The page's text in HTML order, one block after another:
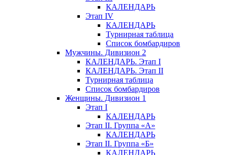
КАЛЕНДАРЬ
Этап IV
КАЛЕНДАРЬ
Турнирная таблица
Список бомбардиров
Мужчины. Дивизион 2
КАЛЕНДАРЬ. Этап I
КАЛЕНДАРЬ. Этап II
Турнирная таблица
Список бомбардиров
Женщины. Дивизион 1
Этап I
КАЛЕНДАРЬ
Этап II. Группа «А»
КАЛЕНДАРЬ
Этап II. Группа «Б»
КАЛЕНДАРЬ